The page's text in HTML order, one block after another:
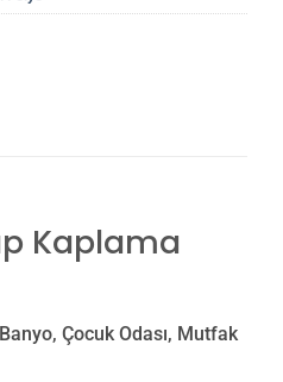
Kaplama
Çocuk Odası, Mutfak